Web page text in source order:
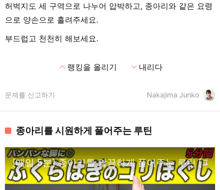
허벅지도 세 구역으로 나누어 압박하고, 종아리와 같은 요령
으로 양손으로 흘려주세요.
부드럽고 천천히 해보세요.
expand_less랭킹을 올리기 expand_more내리다
Nakajima Junko
문제를 신고하기
종아리를 시원하게 풀어주는 루틴
[매일 5분] 종아리를 말끔하게 풀어주는 루틴 [피